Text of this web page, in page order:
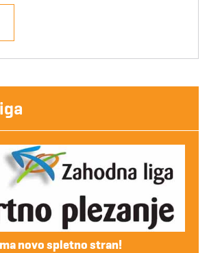
novo spletno stran!